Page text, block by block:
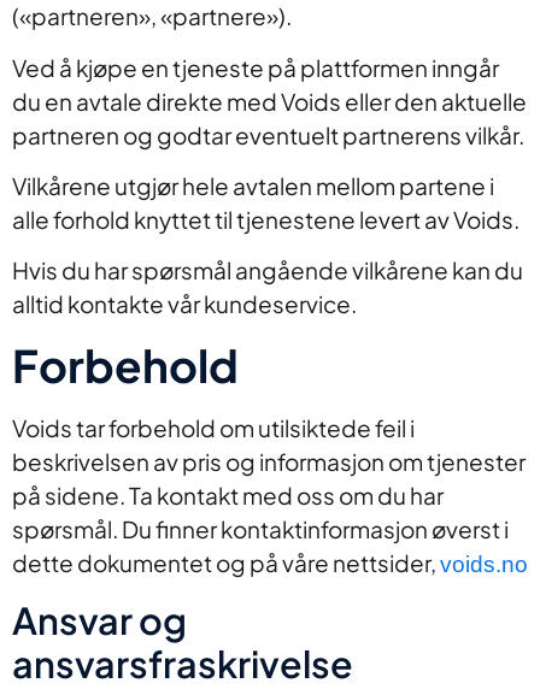
(«partneren», «partnere»).
Ved å kjøpe en tjeneste på plattformen inngår
du en avtale direkte med Voids eller den aktuelle
partneren og godtar eventuelt partnerens vilkår.
Vilkårene utgjør hele avtalen mellom partene i
alle forhold knyttet til tjenestene levert av Voids.
Hvis du har spørsmål angående vilkårene kan du
alltid kontakte vår kundeservice.
Forbehold
Voids tar forbehold om utilsiktede feil i
beskrivelsen av pris og informasjon om tjenester
på sidene. Ta kontakt med oss om du har
spørsmål. Du finner kontaktinformasjon øverst i
dette dokumentet og på våre nettsider,voids.no
Ansvar og
ansvarsfraskrivelse